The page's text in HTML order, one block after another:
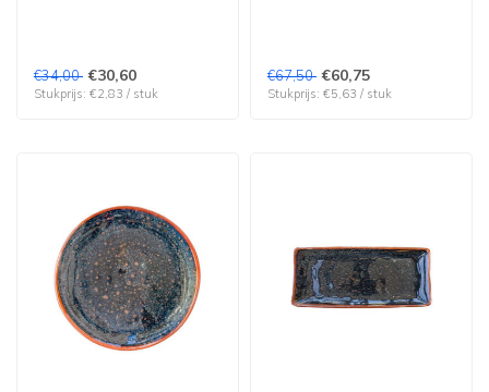
€34,00 €30,60
Stukprijs: €2,83 / stuk
€67,50 €60,75
Stukprijs: €5,63 / stuk